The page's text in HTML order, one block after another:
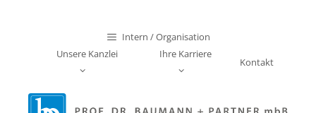
Intern / Organisation
Unsere Kanzlei
Ihre Karriere
Kontakt